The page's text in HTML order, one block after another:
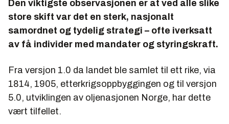
Den viktigste observasjonen er at ved alle slike
store skift var det en sterk, nasjonalt
samordnet og tydelig strategi – ofte iverksatt
av få individer med mandater og styringskraft.
Fra versjon 1.0 da landet ble samlet til ett rike, via
1814, 1905, etterkrigsoppbyggingen og til versjon
5.0, utviklingen av oljenasjonen Norge, har dette
vært tilfellet.